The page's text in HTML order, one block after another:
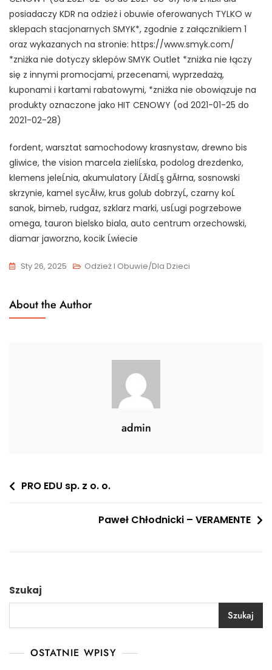
posiadaczy KDR na odzież i obuwie oferowanych TYLKO w
sklepach stacjonarnych SMYK*, zgodnie z załącznikiem 1
oraz wykazanych na stronie: https://www.smyk.com/
*zniżka nie dotyczy sklepów SMYK Outlet *zniżka nie łączy
się z innymi promocjami, przecenami, wyprzedażą,
kuponami i kartami rabatowymi, *zniżka nie obowiązuje na
produkty oznaczone jako HIT CENOWY (od 2021-01-25 do
2021-02-28)
fordent, warsztat samochodowy krasnystaw, drewno bis
gliwice, the vision marcela zieliĹska, podolog drezdenko,
klemens jeleĹnia, akumulatory ĹĂłdĹş gĂłrna, sosnowski
skrzynie, kamel sycĂłw, krus golub dobrzyĹ, czarny koĹ
sanok, bimeb, rudgaz, szklarz marki, usĹugi pogrzebowe
omega, tauron bielsko biala, auto centrum orzechowski,
diamar jaworzno, kocik Ĺwiecie
Sty 26, 2025 Odzież I Obuwie/Dla Dzieci
About the Author
admin
Nawigacja
PRO EDU sp. z o. o.
Paweł Chłodnicki – VERAMENTE
Szukaj
Szukaj
OSTATNIE WPISY